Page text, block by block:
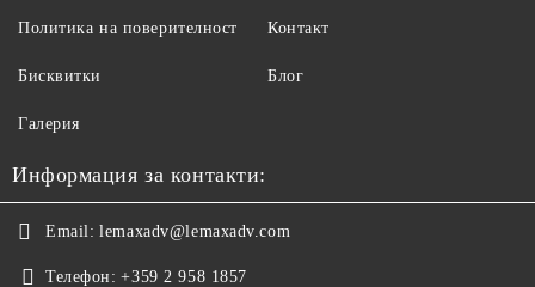
Политика на поверителност
Бисквитки
Контакт
Блог
Галерия
Информация за контакти:
Email: lemaxadv@lemaxadv.com
Телефон: +359 2 958 1857